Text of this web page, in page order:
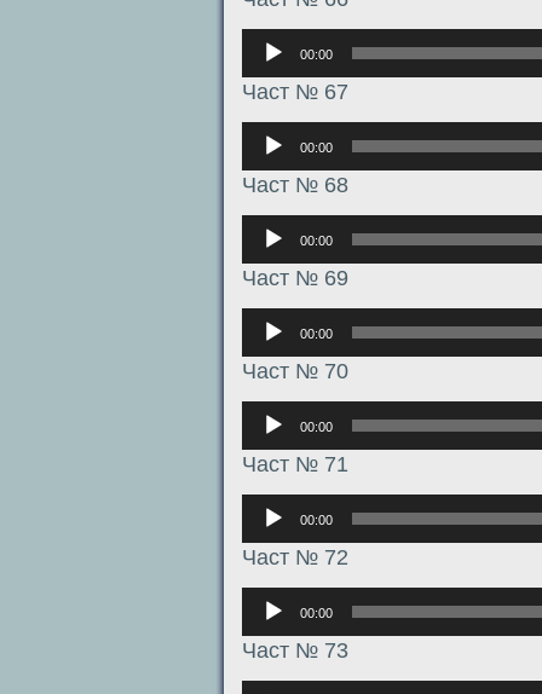
Аудиоплеер
00:00
Част № 67
Аудиоплеер
00:00
Част № 68
Аудиоплеер
00:00
Част № 69
Аудиоплеер
00:00
Част № 70
Аудиоплеер
00:00
Част № 71
Аудиоплеер
00:00
Част № 72
Аудиоплеер
00:00
Част № 73